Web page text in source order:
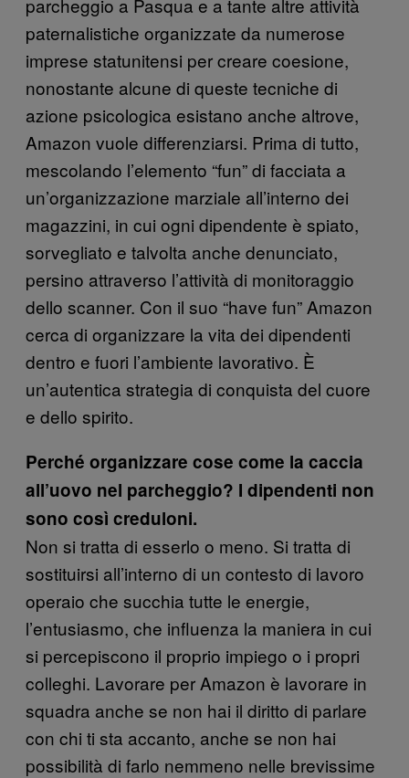
paternalistiche organizzate da numerose
imprese statunitensi per creare coesione,
nonostante alcune di queste tecniche di
azione psicologica esistano anche altrove,
Amazon vuole differenziarsi. Prima di tutto,
mescolando l’elemento “fun” di facciata a
un’organizzazione marziale all’interno dei
magazzini, in cui ogni dipendente è spiato,
sorvegliato e talvolta anche denunciato,
persino attraverso l’attività di monitoraggio
dello scanner. Con il suo “have fun” Amazon
cerca di organizzare la vita dei dipendenti
dentro e fuori l’ambiente lavorativo. È
un’autentica strategia di conquista del cuore
e dello spirito.
Perché organizzare cose come la caccia
all’uovo nel parcheggio? I dipendenti non
sono così creduloni.
Non si tratta di esserlo o meno. Si tratta di
sostituirsi all’interno di un contesto di lavoro
operaio che succhia tutte le energie,
l’entusiasmo, che influenza la maniera in cui
si percepiscono il proprio impiego o i propri
colleghi. Lavorare per Amazon è lavorare in
squadra anche se non hai il diritto di parlare
con chi ti sta accanto, anche se non hai
possibilità di farlo nemmeno nelle brevissime